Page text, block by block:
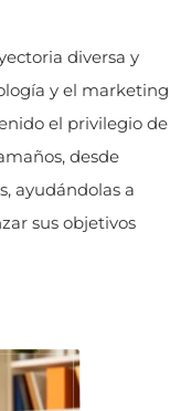
diversa y
y el marketing
el privilegio de
desde
ayudándolas a
sus objetivos